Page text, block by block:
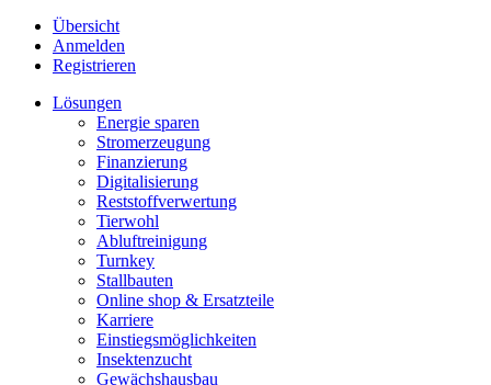
Übersicht
Anmelden
Registrieren
Lösungen
Energie sparen
Stromerzeugung
Finanzierung
Digitalisierung
Reststoffverwertung
Tierwohl
Abluftreinigung
Turnkey
Stallbauten
Online shop & Ersatzteile
Karriere
Einstiegsmöglichkeiten
Insektenzucht
Gewächshausbau